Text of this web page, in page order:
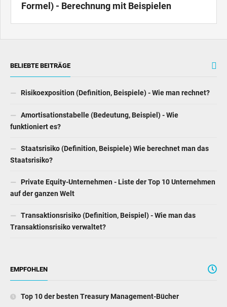
Formel) - Berechnung mit Beispielen
BELIEBTE BEITRÄGE
Risikoexposition (Definition, Beispiele) - Wie man rechnet?
Amortisationstabelle (Bedeutung, Beispiel) - Wie
funktioniert es?
Staatsrisiko (Definition, Beispiele) Wie berechnet man das
Staatsrisiko?
Private Equity-Unternehmen - Liste der Top 10 Unternehmen
auf der ganzen Welt
Transaktionsrisiko (Definition, Beispiel) - Wie man das
Transaktionsrisiko verwaltet?
EMPFOHLEN
Top 10 der besten Treasury Management-Bücher